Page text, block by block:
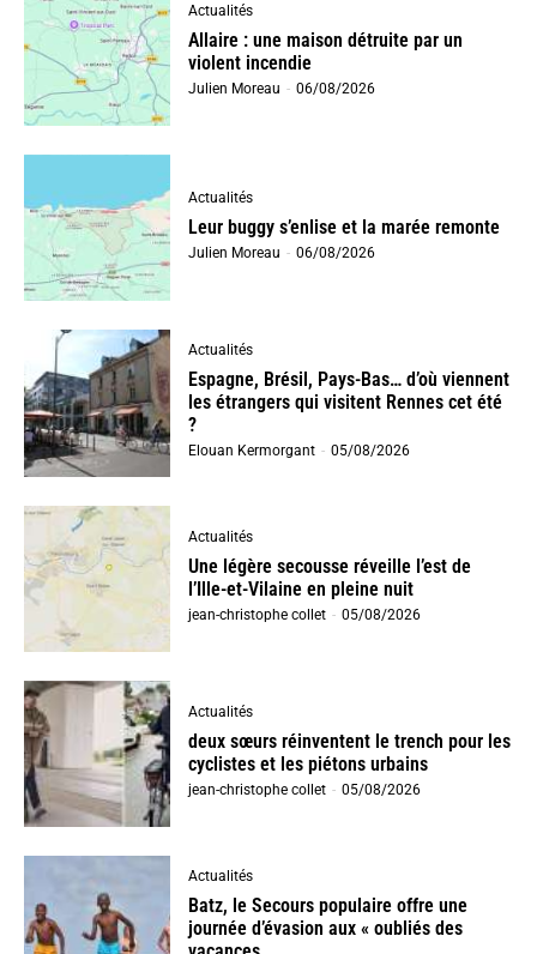
Actualités
Allaire : une maison détruite par un
violent incendie
Julien Moreau - 06/08/2026
Actualités
Leur buggy s’enlise et la marée remonte
Julien Moreau - 06/08/2026
Actualités
Espagne, Brésil, Pays-Bas… d’où viennent
les étrangers qui visitent Rennes cet été
?
Elouan Kermorgant - 05/08/2026
Actualités
Une légère secousse réveille l’est de
l’Ille-et-Vilaine en pleine nuit
jean-christophe collet - 05/08/2026
Actualités
deux sœurs réinventent le trench pour les
cyclistes et les piétons urbains
jean-christophe collet - 05/08/2026
Actualités
Batz, le Secours populaire offre une
journée d’évasion aux « oubliés des